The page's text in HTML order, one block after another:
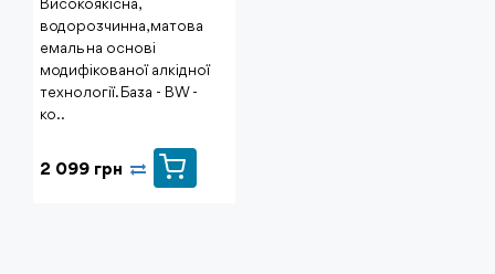
Високоякісна,
водорозчинна, матова
емаль на основі
модифікованої алкідної
технології. База - BW -
ко..
2 099 грн